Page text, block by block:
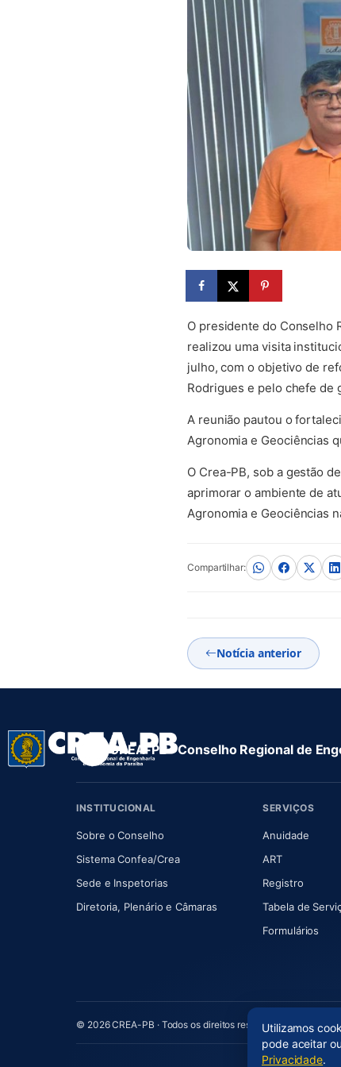
O presidente do Conselho
realizou uma visita
julho, com o objetivo de
Rodrigues e pelo chefe de
A reunião pautou o
Agronomia e Geociências
O Crea-PB, sob a gestão
aprimorar o ambiente de
Agronomia e Geociências
Compartilhar:
Notícia anterior
CREA-PB · Conselho Regional de
INSTITUCIONAL
Sobre o Conselho(abre em nova aba)
Sistema Confea/Crea(abre em nova aba)
Sede e Inspetorias
Diretoria, Plenário e Câmaras(abre em nova aba)
SERVIÇOS
Anuidade(abre
ART(abre em
Registro
Tabela de
Formulários
© 2026 CREA-PB · Todos os direitos reservadosUtilizamos
pode aceitar
Privacidade.